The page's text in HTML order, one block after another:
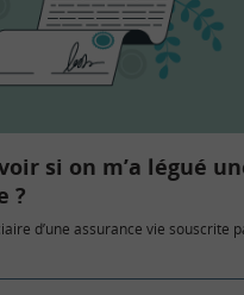
si on m’a légué
?
d’une assurance vie souscrite